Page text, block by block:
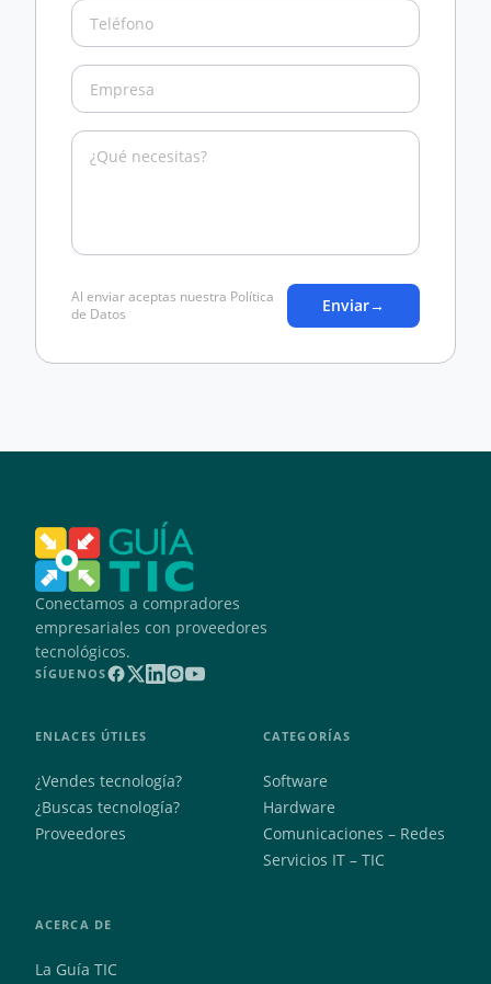
Al enviar aceptas nuestra Política
de Datos
Enviar→
Conectamos a compradores
empresariales con proveedores
tecnológicos.
SÍGUENOS
ENLACES ÚTILES
¿Vendes tecnología?
¿Buscas tecnología?
Proveedores
CATEGORÍAS
Software
Hardware
Comunicaciones – Redes
Servicios IT – TIC
ACERCA DE
La Guía TIC